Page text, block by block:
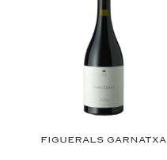
FIGUERALS GARNATXA